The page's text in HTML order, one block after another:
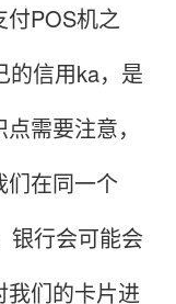
POS机之
的信用ka，是
需要注意，
们在同一个
银行会可能会
们的卡片进